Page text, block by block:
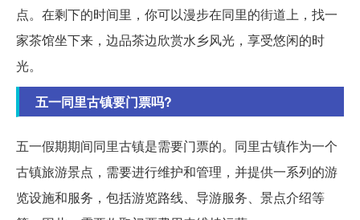
点。在剩下的时间里，你可以漫步在同里的街道上，找一
家茶馆坐下来，边品茶边欣赏水乡风光，享受悠闲的时
光。
五一同里古镇要门票吗?
五一假期期间同里古镇是需要门票的。同里古镇作为一个
古镇旅游景点，需要进行维护和管理，并提供一系列的游
览设施和服务，包括游览路线、导游服务、景点介绍等